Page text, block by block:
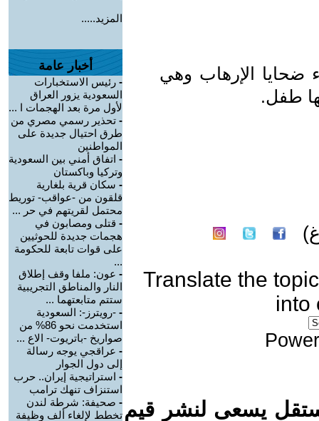
ضحايا الإرهاب وهي
طفل.
Translate the topic
into
يسعى لنشر قيم
المزيد.....
أخبار عامة
- رئيس الاستخبارات
السعودية يزور العراق
لأول مرة بعد الهجمات ا ...
- تحذير رسمي مصري من
طرق احتيال جديدة على
المواطنين
- اتفاق أمني بين السعودية
وتركيا وباكستان
- سكان قرية بلغارية
قلقون من -عواقب- توريط
محتمل لقريتهم في حر ...
- قتلى ومصابون في
هجمات جديدة للحوثيين
على قوات تابعة للحكومة
...
- عون: ملفا وقف إطلاق
النار والمناطق التجريبية
ستتم متابعتهما ...
- -رويترز-: السعودية
استخدمت نحو 86% من
صواريخ -باتريوت- الاع ...
- عراقجي يوجه رسالة
إلى دول الجوار
- استراتيجية إيران.. حرب
استنزاف تنهك ترامب
- صحيفة: شرطة لندن
تخطط لإلغاء ألف وظيفة